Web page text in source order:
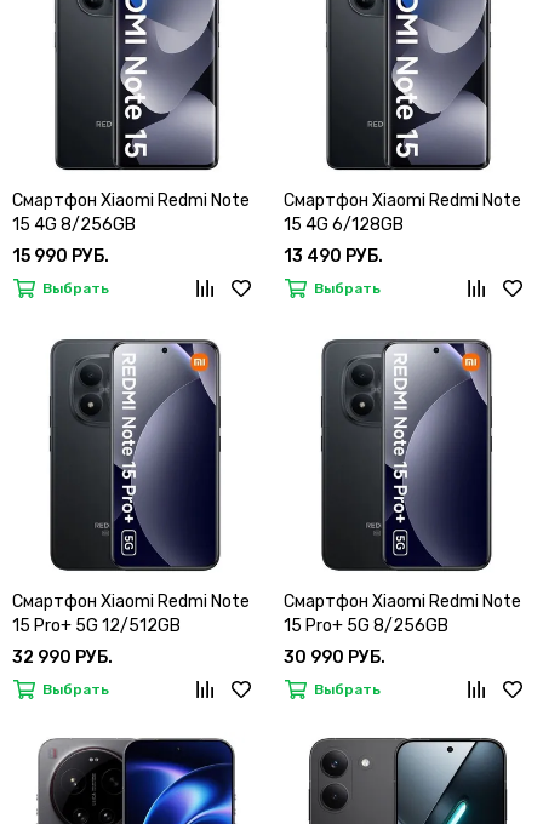
Смартфон Xiaomi Redmi Note
15 4G 8/256GB
15 990 РУБ.
Выбрать
Смартфон Xiaomi Redmi Note
15 4G 6/128GB
13 490 РУБ.
Выбрать
Смартфон Xiaomi Redmi Note
15 Pro+ 5G 12/512GB
32 990 РУБ.
Выбрать
Смартфон Xiaomi Redmi Note
15 Pro+ 5G 8/256GB
30 990 РУБ.
Выбрать